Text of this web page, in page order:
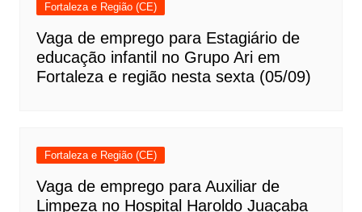
Fortaleza e Região (CE)
Vaga de emprego para Estagiário de
educação infantil no Grupo Ari em
Fortaleza e região nesta sexta (05/09)
Fortaleza e Região (CE)
Vaga de emprego para Auxiliar de
Limpeza no Hospital Haroldo Juaçaba